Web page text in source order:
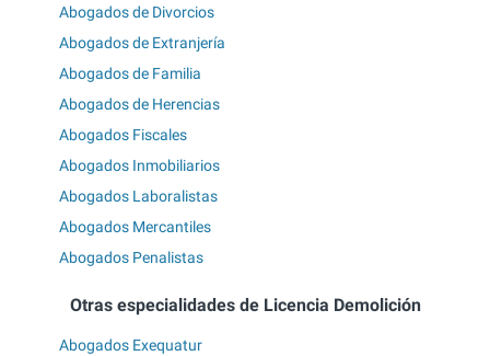
Abogados de Divorcios
Abogados de Extranjería
Abogados de Familia
Abogados de Herencias
Abogados Fiscales
Abogados Inmobiliarios
Abogados Laboralistas
Abogados Mercantiles
Abogados Penalistas
Otras especialidades de Licencia Demolición
Abogados Exequatur